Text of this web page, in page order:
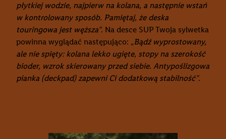
płytkiej wodzie, najpierw na kolana, a następnie wstań
w kontrolowany sposób. Pamiętaj, że deska
touringowa jest węższa”. Na desce SUP Twoja sylwetka
powinna wyglądać następująco: „Bądź wyprostowany,
ale nie spięty: kolana lekko ugięte, stopy na szerokość
bioder, wzrok skierowany przed siebie. Antypoślizgowa
pianka (deckpad) zapewni Ci dodatkową stabilność”.